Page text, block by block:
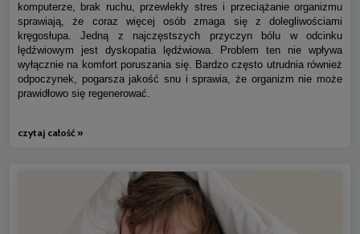
komputerze, brak ruchu, przewlekły stres i przeciążanie organizmu
sprawiają, że coraz więcej osób zmaga się z dolegliwościami
kręgosłupa. Jedną z najczęstszych przyczyn bólu w odcinku
lędźwiowym jest dyskopatia lędźwiowa. Problem ten nie wpływa
wyłącznie na komfort poruszania się. Bardzo często utrudnia również
odpoczynek, pogarsza jakość snu i sprawia, że organizm nie może
prawidłowo się regenerować.
czytaj całość »